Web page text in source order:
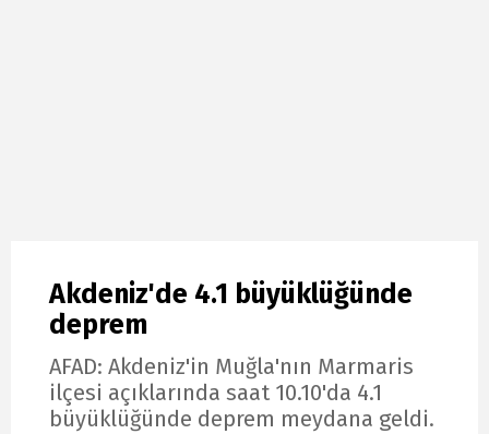
Akdeniz'de 4.1 büyüklüğünde
deprem
AFAD: Akdeniz'in Muğla'nın Marmaris
ilçesi açıklarında saat 10.10'da 4.1
büyüklüğünde deprem meydana geldi.